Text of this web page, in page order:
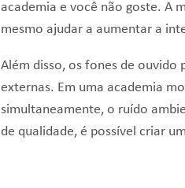
academia e você não goste. A
mesmo ajudar a aumentar a
Além disso, os fones de
externas. Em uma academia
simultaneamente, o ruído
de qualidade, é possível criar